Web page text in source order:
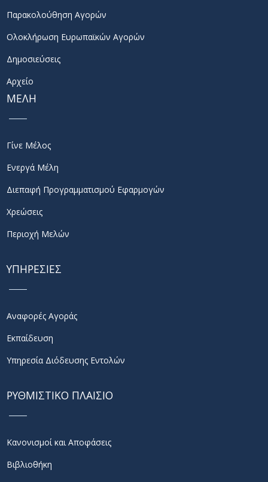
Παρακολούθηση Αγορών
Ολοκλήρωση Ευρωπαϊκών Αγορών
Δημοσιεύσεις
Αρχείο
ΜΕΛΗ
Γίνε Μέλος
Ενεργά Μέλη
Διεπαφή Προγραμματισμού Εφαρμογών
Χρεώσεις
Περιοχή Μελών
ΥΠΗΡΕΣΙΕΣ
Αναφορές Αγοράς
Εκπαίδευση
Υπηρεσία Διόδευσης Εντολών
ΡΥΘΜΙΣΤΙΚΟ ΠΛΑΙΣΙΟ
Κανονισμοί και Αποφάσεις
Βιβλιοθήκη